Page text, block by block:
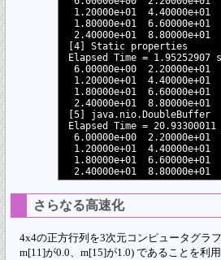
1.20000e+01  4.40000e+01
1.80000e+01  6.60000e+01
2.40000e+01  8.80000e+01
[4] Static properties
Elapsed Time = 1.95252907
6.00000e+00  2.20000e+01
1.20000e+01  4.40000e+01
1.80000e+01  6.60000e+01
2.40000e+01  8.80000e+01
[5] java.nio.DoubleBuffer
Elapsed Time = 20.93300011
6.00000e+00  2.20000e+01
1.20000e+01  4.40000e+01
1.80000e+01  6.60000e+01
さらなる高速化
4x4の正方行列を3次元コンピュータグラ
m[11]が0.0、m[15]が1.0) であることを利